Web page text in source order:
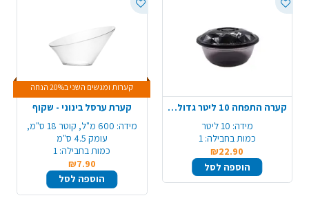
קערה התפחה 10 ליטר גדולה - שקוף שחור
מידה: 10 ליטר
כמות בחבילה: 1
₪22.90
הוספה לסל
קערות ומגשים השני ב20% הנחה
קערת ערסל בינוני - שקוף
מידה:
600 מ"ל, קוטר 18 ס"מ,
עומק 4.5 ס"מ
כמות בחבילה: 1
₪7.90
הוספה לסל